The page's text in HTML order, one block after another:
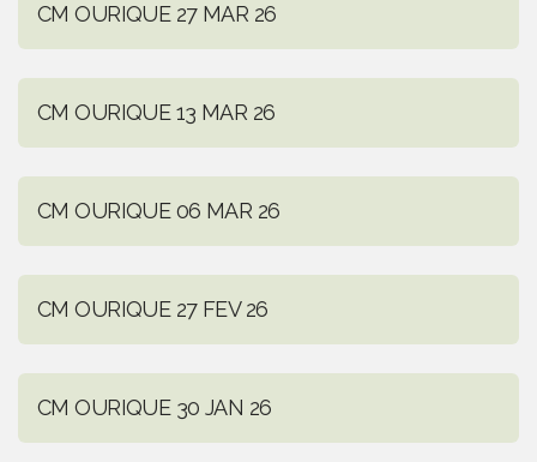
CM OURIQUE 27 MAR 26
CM OURIQUE 13 MAR 26
CM OURIQUE 06 MAR 26
CM OURIQUE 27 FEV 26
CM OURIQUE 30 JAN 26